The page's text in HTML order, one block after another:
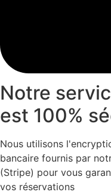
Notre
est 100%
Nous utilisons
bancaire fournis par
(Stripe) pour vous
vos réservations